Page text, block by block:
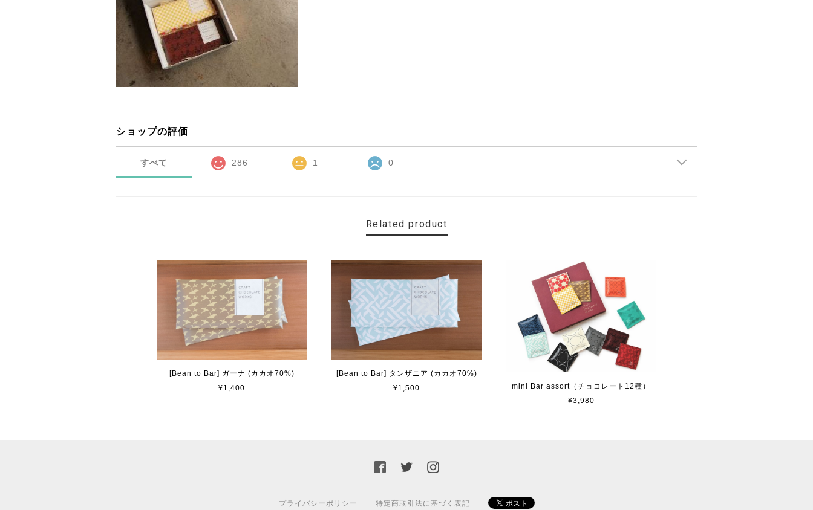
ショップの評価
すべて 286 1 0
Related product
[Bean to Bar] ガーナ (カカオ70%)
¥1,400
[Bean to Bar] タンザニア (カカオ70%)
¥1,500
mini Bar assort（チョコレート12種）
¥3,980
プライバシーポリシー 特定商取引法に基づく表記